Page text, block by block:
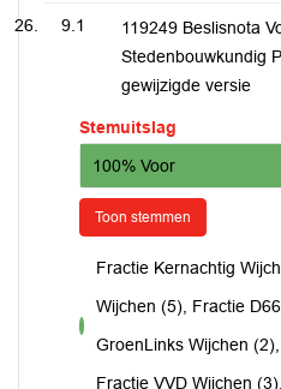
9.1
119249 Beslisnota
Stedenbouwkundig Plan –
gewijzigde versie
Stemuitslag
100% Voor
Toon stemmen
voor
Fractie Kernachtig
Wijchen (5), Fractie
GroenLinks Wijchen
Fractie VVD Wijchen